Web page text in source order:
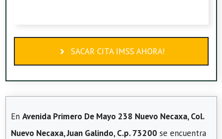
SACAR CITA IMSS AHORA!
En Avenida Primero De Mayo 238 Nuevo Necaxa, Col.
Nuevo Necaxa, Juan Galindo, C.p. 73200 se encuentra